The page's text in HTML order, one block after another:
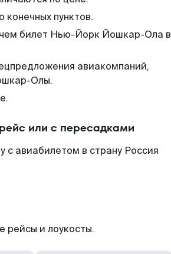
пунктов.
чем билет Нью-Йорк Йошкар-Ола в
авиакомпаний,
Олы.
или с пересадками
авиабилетом в страну Россия
рейсы и лоукосты.